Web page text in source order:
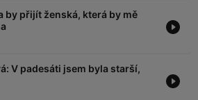
by přijít ženská, která by mě
V padesáti jsem byla starší,